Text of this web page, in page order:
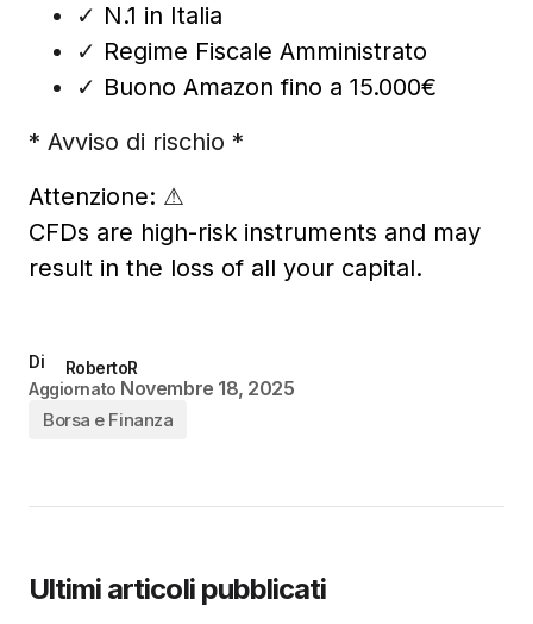
✓ N.1 in Italia
✓ Regime Fiscale Amministrato
✓ Buono Amazon fino a 15.000€
* Avviso di rischio *
Attenzione: ⚠
CFDs are high-risk instruments and may
result in the loss of all your capital.
Di
RobertoR
Aggiornato Novembre 18, 2025
Borsa e Finanza
Ultimi articoli pubblicati